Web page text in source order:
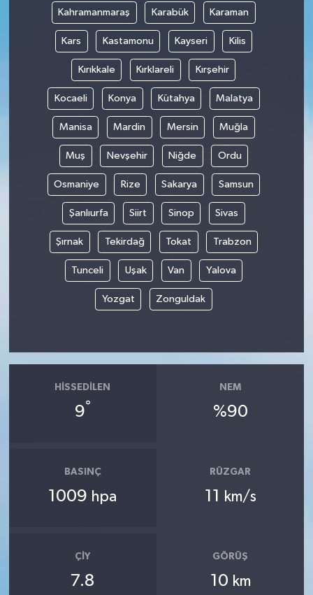
Kahramanmaraş Karabük Karaman
Kars Kastamonu Kayseri Kilis
Kırıkkale Kırklareli Kırşehir
Kocaeli Konya Kütahya Malatya
Manisa Mardin Mersin Muğla
Muş Nevşehir Niğde Ordu
Osmaniye Rize Sakarya Samsun
Şanlıurfa Siirt Sinop Sivas
Şırnak Tekirdağ Tokat Trabzon
Tunceli Uşak Van Yalova
Yozgat Zonguldak
HISSEDILEN
9°
NEM
%90
BASINÇ
1009 hpa
RÜZGAR
11 km/s
ÇIY
7.8
GÖRÜŞ
10 km